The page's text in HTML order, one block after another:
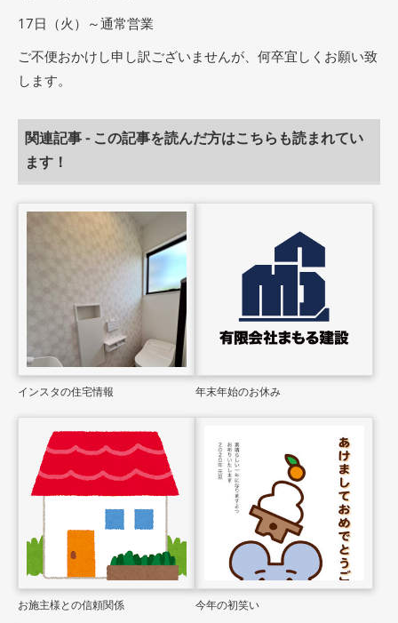
17日（火）～通常営業
ご不便おかけし申し訳ございませんが、何卒宜しくお願い致
します。
関連記事 - この記事を読んだ方はこちらも読まれてい
ます！
インスタの住宅情報 年末年始のお休み
お施主様との信頼関係 今年の初笑い